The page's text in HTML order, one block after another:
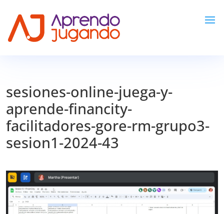
sesiones-online-juega-y-
aprende-financity-
facilitadores-gore-rm-grupo3-
sesion1-2024-43